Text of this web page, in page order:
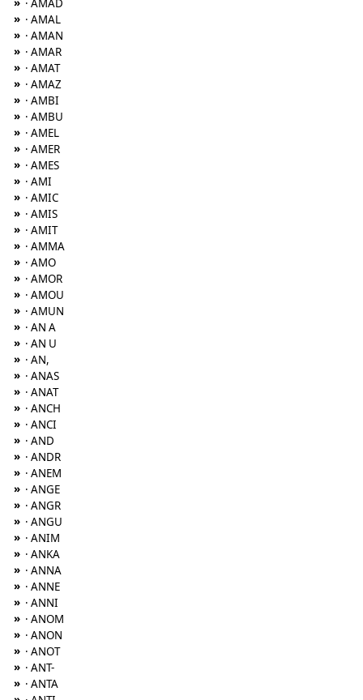
· AMAD
» · AMAL
» · AMAN
» · AMAR
» · AMAT
» · AMAZ
» · AMBI
» · AMBU
» · AMEL
» · AMER
» · AMES
» · AMI
» · AMIC
» · AMIS
» · AMIT
» · AMMA
» · AMO
» · AMOR
» · AMOU
» · AMUN
» · AN A
» · AN U
» · AN,
» · ANAS
» · ANAT
» · ANCH
» · ANCI
» · AND
» · ANDR
» · ANEM
» · ANGE
» · ANGR
» · ANGU
» · ANIM
» · ANKA
» · ANNA
» · ANNE
» · ANNI
» · ANOM
» · ANON
» · ANOT
» · ANT-
» · ANTA